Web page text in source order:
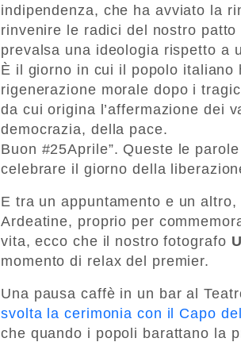
indipendenza, che ha avviato la
rinvenire le radici del nostro
prevalsa una ideologia rispetto a
È il giorno in cui il popolo italiano
rigenerazione morale dopo i
da cui origina l’affermazione dei
democrazia, della pace.
Buon #25Aprile”. Queste le
celebrare il giorno della
E tra un appuntamento e un
Ardeatine, proprio per
vita, ecco che il nostro fotografo
momento di relax del premier.
Una pausa caffè in un bar al
svolta la cerimonia con il Capo
che quando i popoli barattano la